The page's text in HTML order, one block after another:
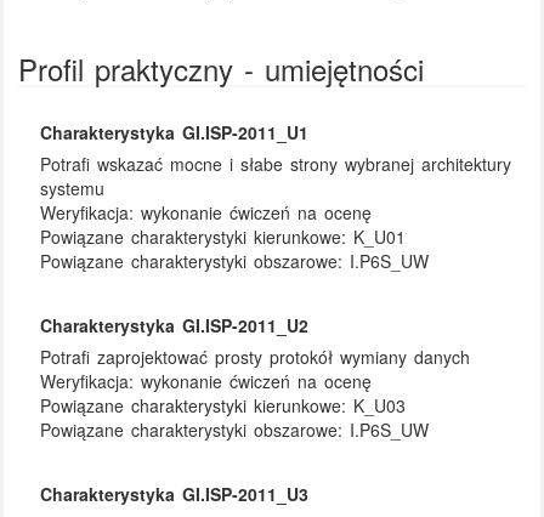
Profil praktyczny - umiejętności
Charakterystyka GI.ISP-2011_U1
Potrafi wskazać mocne i słabe strony wybranej architektury
systemu
Weryfikacja:wykonanie ćwiczeń na ocenę
Powiązane charakterystyki kierunkowe: K_U01
Powiązane charakterystyki obszarowe: I.P6S_UW
Charakterystyka GI.ISP-2011_U2
Potrafi zaprojektować prosty protokół wymiany danych
Weryfikacja:wykonanie ćwiczeń na ocenę
Powiązane charakterystyki kierunkowe: K_U03
Powiązane charakterystyki obszarowe: I.P6S_UW
Charakterystyka GI.ISP-2011_U3